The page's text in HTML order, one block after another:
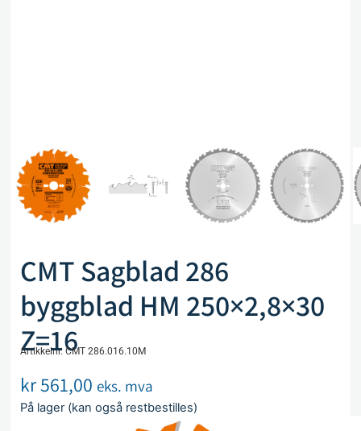
CMT Sagblad 286
byggblad HM 250×2,8×30
Z=16
Artikkelnr. CMT 286.016.10M
kr561,00 eks. mva
På lager (kan også restbestilles)